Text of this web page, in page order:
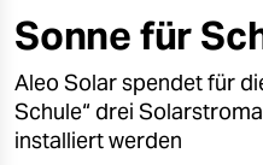
öko
gesellschaft
kultur
Sonne für
Aleo Solar spendet für
Schule“ drei
installiert werden